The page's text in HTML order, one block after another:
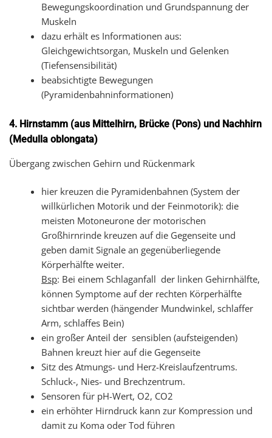
Bewegungskoordination und Grundspannung der
Muskeln
dazu erhält es Informationen aus:
Gleichgewichtsorgan, Muskeln und Gelenken
(Tiefensensibilität)
beabsichtigte Bewegungen
(Pyramidenbahninformationen)
4. Hirnstamm (aus Mittelhirn, Brücke (Pons) und Nachhirn
(Medulla oblongata)
Übergang zwischen Gehirn und Rückenmark
hier kreuzen die Pyramidenbahnen (System der
willkürlichen Motorik und der Feinmotorik): die
meisten Motoneurone der motorischen
Großhirnrinde kreuzen auf die Gegenseite und
geben damit Signale an gegenüberliegende
Körperhälfte weiter.
Bsp: Bei einem Schlaganfall der linken Gehirnhälfte,
können Symptome auf der rechten Körperhälfte
sichtbar werden (hängender Mundwinkel, schlaffer
Arm, schlaffes Bein)
ein großer Anteil der sensiblen (aufsteigenden)
Bahnen kreuzt hier auf die Gegenseite
Sitz des Atmungs- und Herz-Kreislaufzentrums.
Schluck-, Nies- und Brechzentrum.
Sensoren für pH-Wert, O2, CO2
ein erhöhter Hirndruck kann zur Kompression und
damit zu Koma oder Tod führen